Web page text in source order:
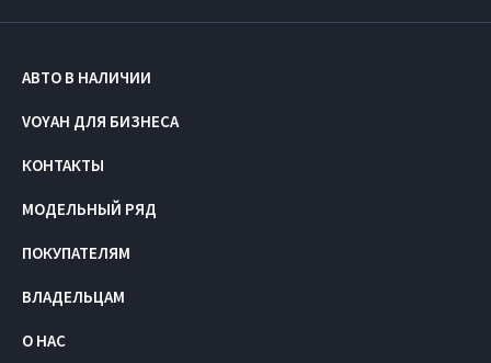
АВТО В НАЛИЧИИ
VOYAH ДЛЯ БИЗНЕСА
КОНТАКТЫ
МОДЕЛЬНЫЙ РЯД
ПОКУПАТЕЛЯМ
ВЛАДЕЛЬЦАМ
О НАС